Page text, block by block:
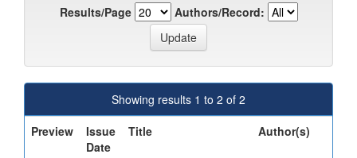
Results/Page
Authors/Record:
Showing results 1 to 2 of 2
Preview
Issue
Date
Title Author(s)